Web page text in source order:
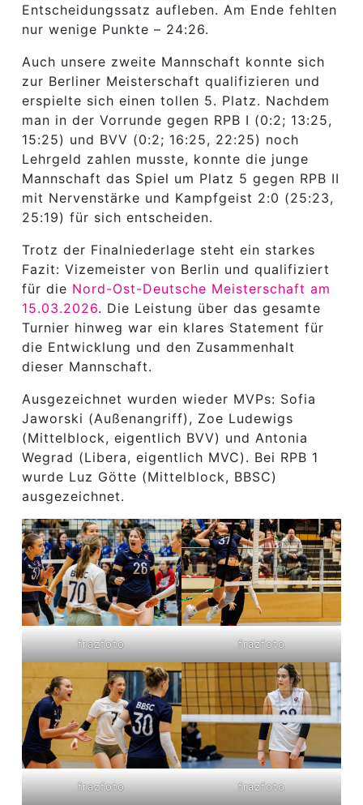
Entscheidungssatz aufleben. Am Ende fehlten
nur wenige Punkte – 24:26.
Auch unsere zweite Mannschaft konnte sich
zur Berliner Meisterschaft qualifizieren und
erspielte sich einen tollen 5. Platz. Nachdem
man in der Vorrunde gegen RPB I (0:2; 13:25,
15:25) und BVV (0:2; 16:25, 22:25) noch
Lehrgeld zahlen musste, konnte die junge
Mannschaft das Spiel um Platz 5 gegen RPB II
mit Nervenstärke und Kampfgeist 2:0 (25:23,
25:19) für sich entscheiden.
Trotz der Finalniederlage steht ein starkes
Fazit: Vizemeister von Berlin und qualifiziert
für die Nord-Ost-Deutsche Meisterschaft am
15.03.2026. Die Leistung über das gesamte
Turnier hinweg war ein klares Statement für
die Entwicklung und den Zusammenhalt
dieser Mannschaft.
Ausgezeichnet wurden wieder MVPs: Sofia
Jaworski (Außenangriff), Zoe Ludewigs
(Mittelblock, eigentlich BVV) und Antonia
Wegrad (Libera, eigentlich MVC). Bei RPB 1
wurde Luz Götte (Mittelblock, BBSC)
ausgezeichnet.
frazfoto frazfoto
frazfoto frazfoto